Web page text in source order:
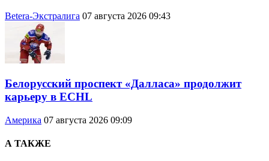
Betera-Экстралига 07 августа 2026 09:43
Белорусский проспект «Далласа» продолжит
карьеру в ECHL
Америка 07 августа 2026 09:09
А ТАКЖЕ